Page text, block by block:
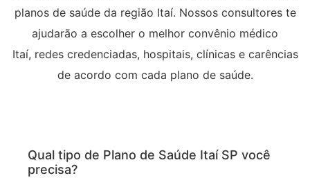
planos de saúde da região Itaí. Nossos consultores te
ajudarão a escolher o melhor convênio médico
Itaí, redes credenciadas, hospitais, clínicas e carências
de acordo com cada plano de saúde.
Qual tipo de Plano de Saúde Itaí SP você
precisa?